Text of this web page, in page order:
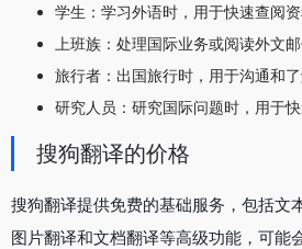
学生：学习外语时，用于快速查阅资
上班族：处理国际业务或阅读外文
旅行者：出国旅行时，用于沟通和了
研究人员：研究国际问题时，用于快
搜狗翻译的价格
搜狗翻译提供免费的基础服务，包括文
图片翻译和文档翻译等高级功能，可能